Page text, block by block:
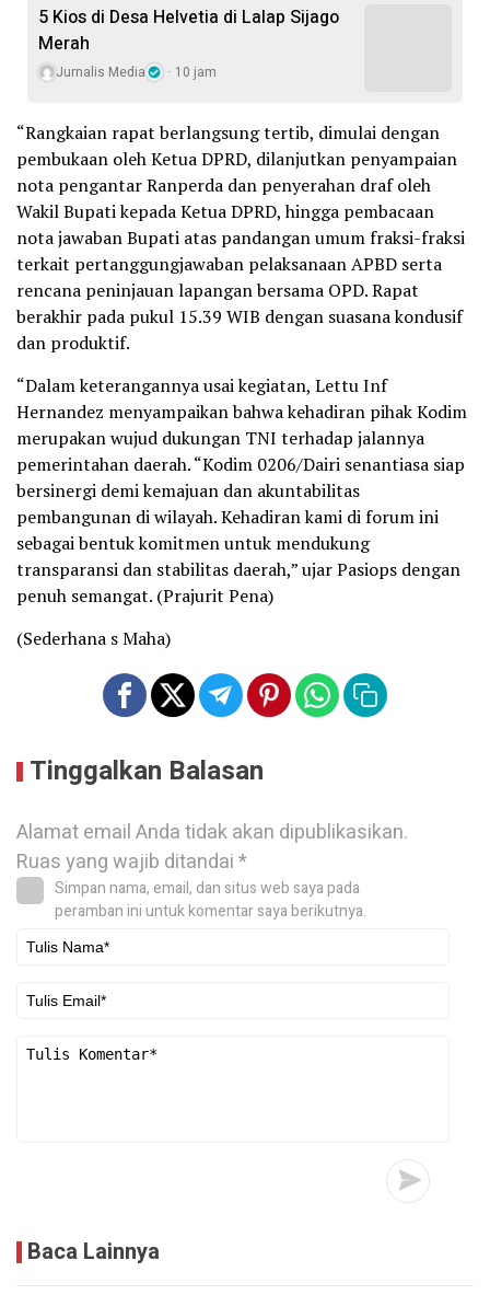
5 Kios di Desa Helvetia di Lalap Sijago
Merah
Jurnalis Media 10 jam
“Rangkaian rapat berlangsung tertib, dimulai dengan
pembukaan oleh Ketua DPRD, dilanjutkan penyampaian
nota pengantar Ranperda dan penyerahan draf oleh
Wakil Bupati kepada Ketua DPRD, hingga pembacaan
nota jawaban Bupati atas pandangan umum fraksi-fraksi
terkait pertanggungjawaban pelaksanaan APBD serta
rencana peninjauan lapangan bersama OPD. Rapat
berakhir pada pukul 15.39 WIB dengan suasana kondusif
dan produktif.
“Dalam keterangannya usai kegiatan, Lettu Inf
Hernandez menyampaikan bahwa kehadiran pihak Kodim
merupakan wujud dukungan TNI terhadap jalannya
pemerintahan daerah. “Kodim 0206/Dairi senantiasa siap
bersinergi demi kemajuan dan akuntabilitas
pembangunan di wilayah. Kehadiran kami di forum ini
sebagai bentuk komitmen untuk mendukung
transparansi dan stabilitas daerah,” ujar Pasiops dengan
penuh semangat. (Prajurit Pena)
(Sederhana s Maha)
Tinggalkan Balasan
Alamat email Anda tidak akan dipublikasikan.
Ruas yang wajib ditandai*
Simpan nama, email, dan situs web saya pada
peramban ini untuk komentar saya berikutnya.
Baca Lainnya